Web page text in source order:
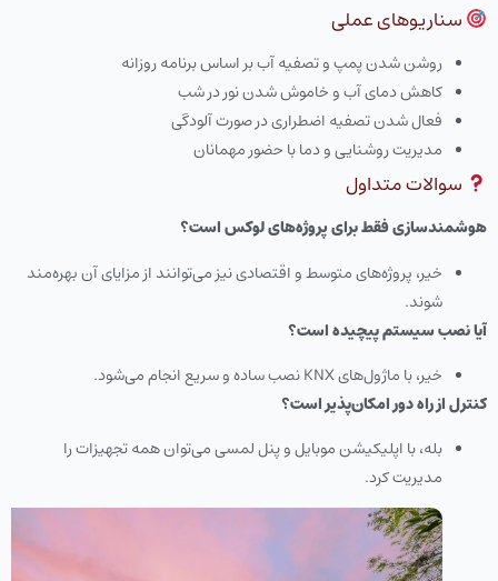
سناریوهای عملی
روشن شدن پمپ و تصفیه آب بر اساس برنامه روزانه
کاهش دمای آب و خاموش شدن نور در شب
فعال شدن تصفیه اضطراری در صورت آلودگی
مدیریت روشنایی و دما با حضور مهمانان
سوالات متداول
هوشمندسازی فقط برای پروژه‌های لوکس است؟
خیر، پروژه‌های متوسط و اقتصادی نیز می‌توانند از مزایای آن بهره‌مند
شوند.
آیا نصب سیستم پیچیده است؟
خیر، با ماژول‌های KNX نصب ساده و سریع انجام می‌شود.
کنترل از راه دور امکان‌پذیر است؟
بله، با اپلیکیشن موبایل و پنل لمسی می‌توان همه تجهیزات را
مدیریت کرد.